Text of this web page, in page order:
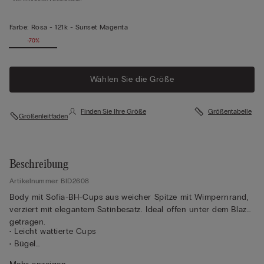
Farbe: Rosa -121k - Sunset Magenta
-70%
Wählen Sie die Größe
Größenleitfaden
Finden Sie Ihre Größe Größentabelle
Beschreibung
Artikelnummer: BID2608
Body mit Sofia-BH-Cups aus weicher Spitze mit Wimpernrand,
verziert mit elegantem Satinbesatz. Ideal offen unter dem Blazer
getragen.
• Leicht wattierte Cups
• Bügel